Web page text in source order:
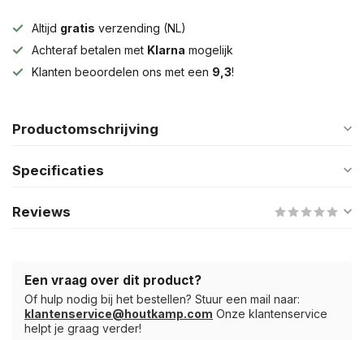
Altijd gratis verzending (NL)
Achteraf betalen met Klarna mogelijk
Klanten beoordelen ons met een 9,3!
Productomschrijving
Specificaties
Reviews
Een vraag over dit product?
Of hulp nodig bij het bestellen? Stuur een mail naar:
klantenservice@houtkamp.com Onze klantenservice
helpt je graag verder!